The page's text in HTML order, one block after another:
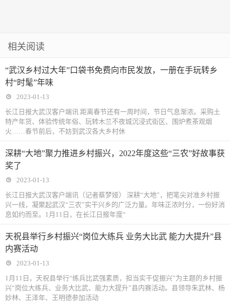
相关阅读
“武汉乡村过大年”口袋书免费向市民发放，一册在手玩转乡
村“时髦”年味
2023-01-13
长江日报大武汉客户端讯 距离春节还有一周时间，节日气息渐浓。采购土
特产年货、体验传统年俗、玩转木兰不夜城沉浸式街区、围炉煮茶观烟
火……春节前后，不妨到武汉各大乡村休
深耕“大地”聚力推进乡村振兴，2022年度这些“三农”好故事获
奖了
2023-01-13
长江日报大武汉客户端讯（记者蔡梦娅） 深耕“大地”，把笔尖对准乡村振
兴一线，凝聚起武汉“三农”实干兴乡的广泛力量。年味正浓时分，一份好消
息如约而至。1月11日，在长江日报年度“
天祝县举行乡村振兴“岗位大练兵 业务大比武 能力大提升”县
内赛活动
2023-01-13
1月11日，天祝县举行“练兵比武强素质，担当实干促振兴”为主题的乡村振
兴“岗位大练兵、业务大比武、能力大提升”县内赛活动。县领导朱武林、杨
妙林、王泽年、王明德参加活动